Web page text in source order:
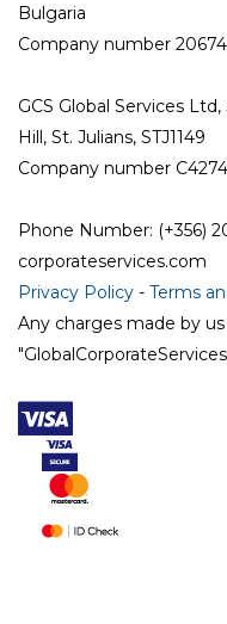
Bulgaria
Company number
GCS Global Services
Hill, St. Julians, STJ1149
Company number
Phone Number: (+356)
corporateservices.com
Privacy Policy - Terms
Any charges made by